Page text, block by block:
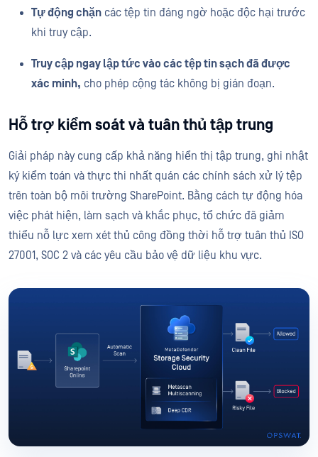
Tự động chặn các tệp tin đáng ngờ hoặc độc hại trước
khi truy cập.
Truy cập ngay lập tức vào các tệp tin sạch đã được
xác minh, cho phép cộng tác không bị gián đoạn.
Hỗ trợ kiểm soát và tuân thủ tập trung
Giải pháp này cung cấp khả năng hiển thị tập trung, ghi nhật
ký kiểm toán và thực thi nhất quán các chính sách xử lý tệp
trên toàn bộ môi trường SharePoint. Bằng cách tự động hóa
việc phát hiện, làm sạch và khắc phục, tổ chức đã giảm
thiểu nỗ lực xem xét thủ công đồng thời hỗ trợ tuân thủ ISO
27001, SOC 2 và các yêu cầu bảo vệ dữ liệu khu vực.